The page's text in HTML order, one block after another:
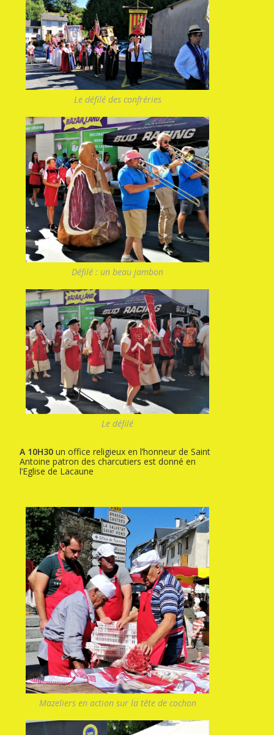
Le défilé des confréries
Défilé : un beau jambon
Le défilé
A 10H30 un office religieux en l’honneur de Saint
Antoine patron des charcutiers est donné en
l’Eglise de Lacaune
Mazeliers en action sur la tête de cochon